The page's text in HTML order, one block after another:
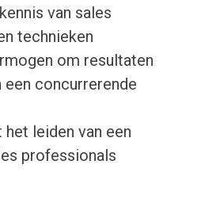
van sales
technieken
om resultaten
een concurrerende
het leiden van een
professionals